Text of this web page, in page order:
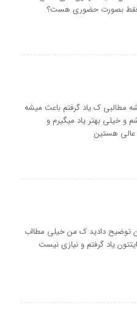
فقط بصورت حضوری هست؟
مطالبی ک یاد گرفتم باعث میشه
و خیلی بهتر یاد میگیرم و
عالی هستین
توضیح دادید ک من خیلی مطااب
یاد گرفتم و نیازی نیست